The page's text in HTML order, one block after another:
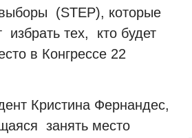
(STEP), которые
избрать тех,
кто будет
в Конгрессе 22
Кристина Фернандес,
занять место